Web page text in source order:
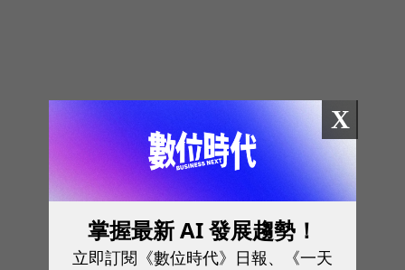
X
掌握最新 AI 發展趨勢！
立即訂閱《數位時代》日報、《一天